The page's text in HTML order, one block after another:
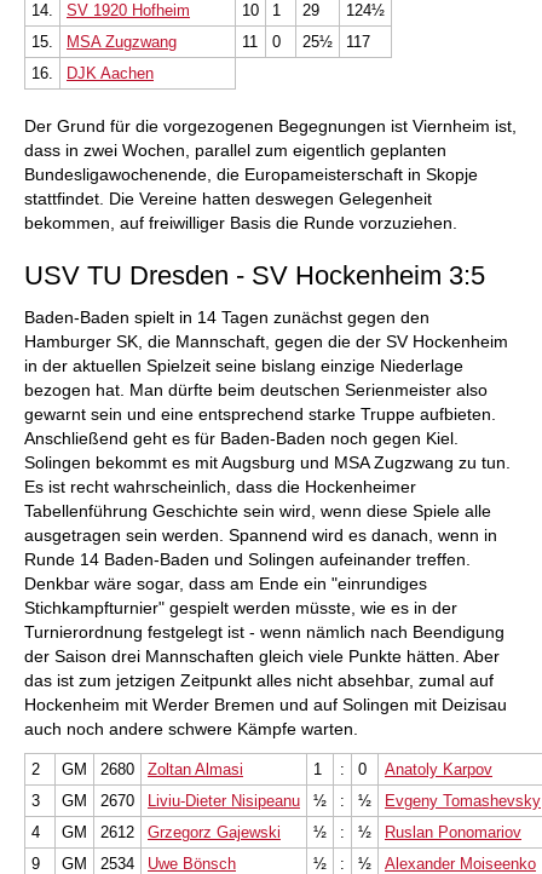
14.
SV 1920 Hofheim 10 1 29
124½
15.
MSA Zugzwang 11 0 25½
117
16.
DJK Aachen
Der Grund für die vorgezogenen Begegnungen ist Viernheim ist,
dass in zwei Wochen, parallel zum eigentlich geplanten
Bundesligawochenende, die Europameisterschaft in Skopje
stattfindet. Die Vereine hatten deswegen Gelegenheit
bekommen, auf freiwilliger Basis die Runde vorzuziehen.
USV TU Dresden - SV Hockenheim 3:5
Baden-Baden spielt in 14 Tagen zunächst gegen den
Hamburger SK, die Mannschaft, gegen die der SV Hockenheim
in der aktuellen Spielzeit seine bislang einzige Niederlage
bezogen hat. Man dürfte beim deutschen Serienmeister also
gewarnt sein und eine entsprechend starke Truppe aufbieten.
Anschließend geht es für Baden-Baden noch gegen Kiel.
Solingen bekommt es mit Augsburg und MSA Zugzwang zu tun.
Es ist recht wahrscheinlich, dass die Hockenheimer
Tabellenführung Geschichte sein wird, wenn diese Spiele alle
ausgetragen sein werden. Spannend wird es danach, wenn in
Runde 14 Baden-Baden und Solingen aufeinander treffen.
Denkbar wäre sogar, dass am Ende ein "einrundiges
Stichkampfturnier" gespielt werden müsste, wie es in der
Turnierordnung festgelegt ist - wenn nämlich nach Beendigung
der Saison drei Mannschaften gleich viele Punkte hätten. Aber
das ist zum jetzigen Zeitpunkt alles nicht absehbar, zumal auf
Hockenheim mit Werder Bremen und auf Solingen mit Deizisau
auch noch andere schwere Kämpfe warten.
2 GM 2680 Zoltan Almasi 1 : 0
Anatoly Karpov
3
GM 2670 Liviu-Dieter Nisipeanu ½ : ½
Evgeny Tomashevsky
4
GM 2612 Grzegorz Gajewski ½ : ½
Ruslan Ponomariov
9
GM 2534 Uwe Bönsch ½ : ½
Alexander Moiseenko